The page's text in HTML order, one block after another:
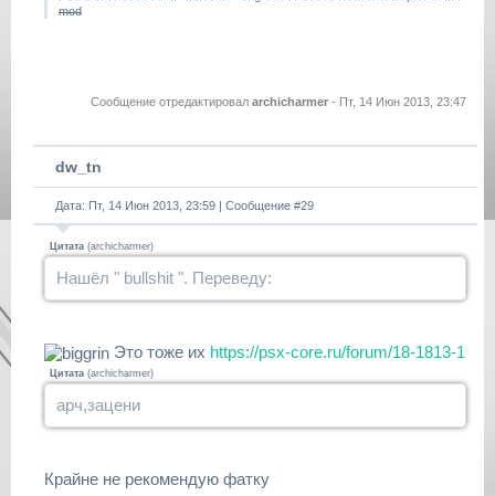
mod
Сообщение отредактировал archicharmer - Пт, 14 Июн 2013, 23:47
dw_tn
Дата: Пт, 14 Июн 2013, 23:59 | Сообщение #29
Цитата (archicharmer)
Нашёл " bullshit ". Переведу:
Это тоже их https://psx-core.ru/forum/18-1813-1
Цитата (archicharmer)
арч,зацени
Крайне не рекомендую фатку